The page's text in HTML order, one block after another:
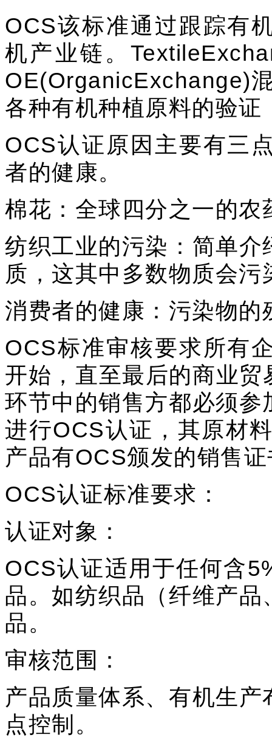
OCS该标准通过跟踪有
机产业链。
OE(OrganicExchange)
各种有机种植原料的验
OCS认证原因主要有三
者的健康。
棉花：全球四分之一的
纺织工业的污染：简单
质，这其中多数物质会污
消费者的健康：污染物
OCS标准审核要求所有
开始，直至最后的商业
环节中的销售方都必须
进行OCS认证，其原材
产品有OCS颁发的销售
OCS认证标准要求：
认证对象：
OCS认证适用于任何含
品。如纺织品（纤维产
品。
审核范围：
产品质量体系、有机生
点控制。